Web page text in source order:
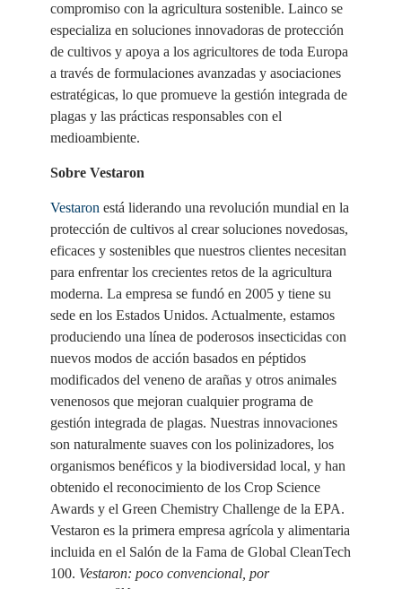
compromiso con la agricultura sostenible. Lainco se
especializa en soluciones innovadoras de protección
de cultivos y apoya a los agricultores de toda Europa
a través de formulaciones avanzadas y asociaciones
estratégicas, lo que promueve la gestión integrada de
plagas y las prácticas responsables con el
medioambiente.
Sobre Vestaron
Vestaron está liderando una revolución mundial en la
protección de cultivos al crear soluciones novedosas,
eficaces y sostenibles que nuestros clientes necesitan
para enfrentar los crecientes retos de la agricultura
moderna. La empresa se fundó en 2005 y tiene su
sede en los Estados Unidos. Actualmente, estamos
produciendo una línea de poderosos insecticidas con
nuevos modos de acción basados en péptidos
modificados del veneno de arañas y otros animales
venenosos que mejoran cualquier programa de
gestión integrada de plagas. Nuestras innovaciones
son naturalmente suaves con los polinizadores, los
organismos benéficos y la biodiversidad local, y han
obtenido el reconocimiento de los Crop Science
Awards y el Green Chemistry Challenge de la EPA.
Vestaron es la primera empresa agrícola y alimentaria
incluida en el Salón de la Fama de Global CleanTech
100. Vestaron: poco convencional, por